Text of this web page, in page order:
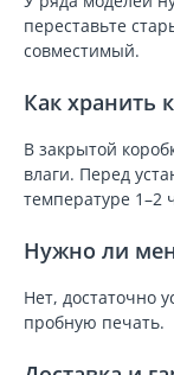
переставьте
совместимый.
Как хранить
В закрытой
влаги. Перед
температуре 1–2
Нужно ли
Нет, достаточно
пробную печать.